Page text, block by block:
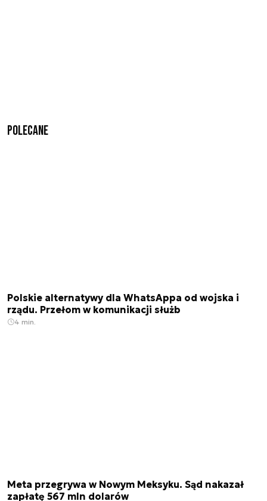
Polecane
Polskie alternatywy dla WhatsAppa od wojska i
rządu. Przełom w komunikacji służb
4 min.
Meta przegrywa w Nowym Meksyku. Sąd nakazał
zapłatę 567 mln dolarów